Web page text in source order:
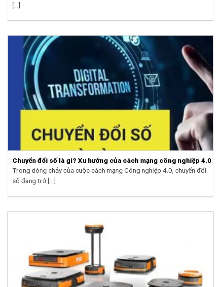
[...]
Chuyển đổi số là gì? Xu hướng của cách mạng công nghiệp 4.0
Trong dòng chảy của cuộc cách mạng Công nghiệp 4.0, chuyển đổi
số đang trở [...]